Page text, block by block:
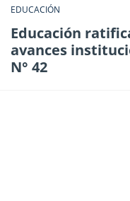
EDUCACIÓN
Educación
avances
N° 42